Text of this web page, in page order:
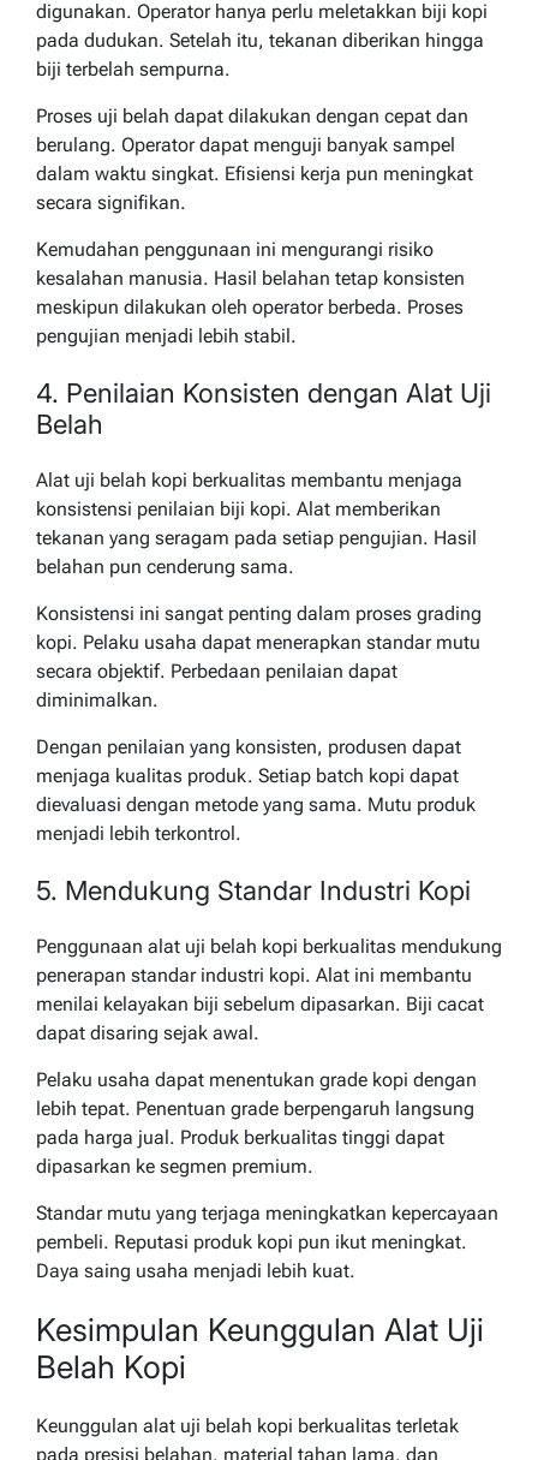
digunakan. Operator hanya perlu meletakkan biji kopi
pada dudukan. Setelah itu, tekanan diberikan hingga
biji terbelah sempurna.
Proses uji belah dapat dilakukan dengan cepat dan
berulang. Operator dapat menguji banyak sampel
dalam waktu singkat. Efisiensi kerja pun meningkat
secara signifikan.
Kemudahan penggunaan ini mengurangi risiko
kesalahan manusia. Hasil belahan tetap konsisten
meskipun dilakukan oleh operator berbeda. Proses
pengujian menjadi lebih stabil.
4. Penilaian Konsisten dengan Alat Uji
Belah
Alat uji belah kopi berkualitas membantu menjaga
konsistensi penilaian biji kopi. Alat memberikan
tekanan yang seragam pada setiap pengujian. Hasil
belahan pun cenderung sama.
Konsistensi ini sangat penting dalam proses grading
kopi. Pelaku usaha dapat menerapkan standar mutu
secara objektif. Perbedaan penilaian dapat
diminimalkan.
Dengan penilaian yang konsisten, produsen dapat
menjaga kualitas produk. Setiap batch kopi dapat
dievaluasi dengan metode yang sama. Mutu produk
menjadi lebih terkontrol.
5. Mendukung Standar Industri Kopi
Penggunaan alat uji belah kopi berkualitas mendukung
penerapan standar industri kopi. Alat ini membantu
menilai kelayakan biji sebelum dipasarkan. Biji cacat
dapat disaring sejak awal.
Pelaku usaha dapat menentukan grade kopi dengan
lebih tepat. Penentuan grade berpengaruh langsung
pada harga jual. Produk berkualitas tinggi dapat
dipasarkan ke segmen premium.
Standar mutu yang terjaga meningkatkan kepercayaan
pembeli. Reputasi produk kopi pun ikut meningkat.
Daya saing usaha menjadi lebih kuat.
Kesimpulan Keunggulan Alat Uji
Belah Kopi
Keunggulan alat uji belah kopi berkualitas terletak
pada presisi belahan, material tahan lama, dan